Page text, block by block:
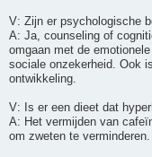
V: Zijn er psychologische
A: Ja, counseling of
omgaan met de
sociale onzekerheid. Ook
ontwikkeling.
V: Is er een dieet dat
A: Het vermijden van
om zweten te verminderen.